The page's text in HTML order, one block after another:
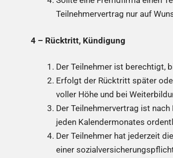
Teilnehmervertrag nur auf
4 – Rücktritt, Kündigung
Der Teilnehmer ist berechtigt,
Erfolgt der Rücktritt später
voller Höhe und bei
Der Teilnehmervertrag ist
jeden Kalendermonates
Der Teilnehmer hat jederzeit
einer